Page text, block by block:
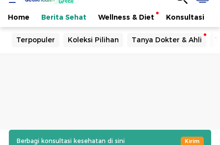
Home Berita Sehat Wellness & Diet Konsultasi
Terpopuler Koleksi Pilihan Tanya Dokter & Ahli
Berbagi konsultasi kesehatan di sini Kirim